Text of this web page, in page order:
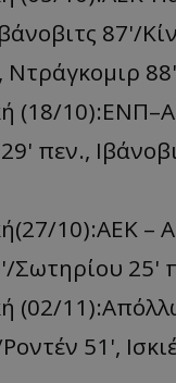
87'/
Ντράγκομιρ
(18/
πεν.,
10):ΑΕΚ –
Σωτηρίου 25'
(02/
51',